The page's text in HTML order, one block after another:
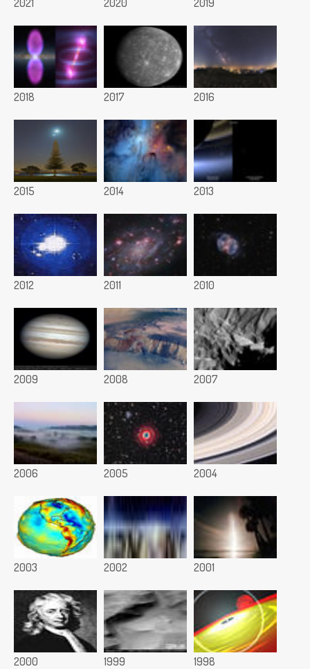
2018 2017 2016
2015 2014 2013
2012 2011 2010
2009 2008 2007
2006 2005 2004
2003 2002 2001
2000 1999 1998